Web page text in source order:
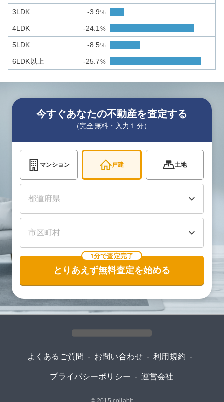
3LDK -3.9%
4LDK -24.1 %
5LDK -8.5%
6LDK以上 -25.7%
今すぐあなたの不動産を査定する
（完全無料・入力１分）
マンション 戸建 土地
1分で査定完了
とりあえず無料査定を始める
よくあるご質問 - お問い合わせ - 利用規約 -
プライバシーポリシー - 運営会社
© 2015 collabit